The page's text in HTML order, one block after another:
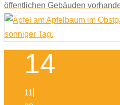
öffentlichen Gebäuden
14
11